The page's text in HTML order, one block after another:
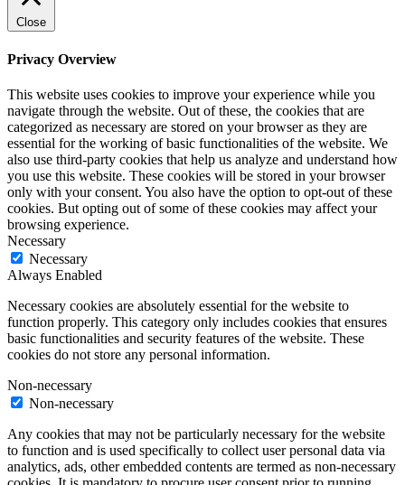
Close
Privacy Overview
This website uses cookies to improve your experience while you
navigate through the website. Out of these, the cookies that are
categorized as necessary are stored on your browser as they are
essential for the working of basic functionalities of the website. We
also use third-party cookies that help us analyze and understand how
you use this website. These cookies will be stored in your browser
only with your consent. You also have the option to opt-out of these
cookies. But opting out of some of these cookies may affect your
browsing experience.
Necessary
Necessary
Always Enabled
Necessary cookies are absolutely essential for the website to
function properly. This category only includes cookies that ensures
basic functionalities and security features of the website. These
cookies do not store any personal information.
Non-necessary
Non-necessary
Any cookies that may not be particularly necessary for the website
to function and is used specifically to collect user personal data via
analytics, ads, other embedded contents are termed as non-necessary